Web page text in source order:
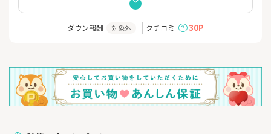
欲しかった商品をさらに高コスパでお買い求めいただけます。
ダウン報酬
対象外 クチコミ 30P